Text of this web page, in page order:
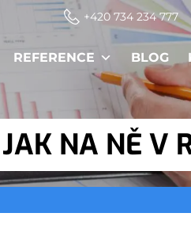
+420 734 234 777
REFERENCE BLOG
NA NĚ V